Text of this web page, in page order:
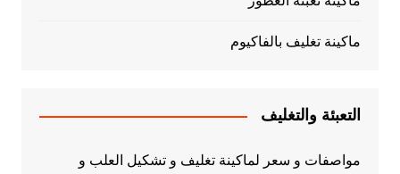
ماكينة تغليف بالفاكيوم
التعبئة والتغليف
مواصفات و سعر لماكينة تغليف و تشكيل العلب و